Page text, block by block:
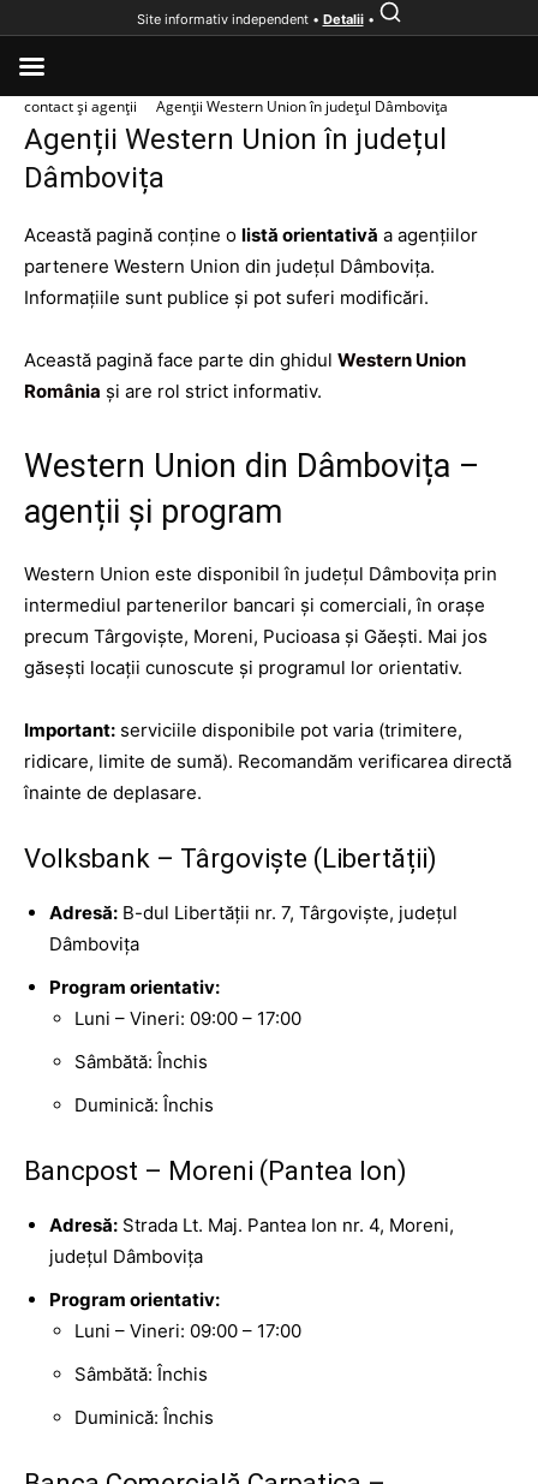
contact și agenții
Agenții Western Union în județul Dâmbovița
Agenții Western Union în județul
Dâmbovița
Această pagină conține o listă orientativă a agențiilor
partenere Western Union din județul Dâmbovița.
Informațiile sunt publice și pot suferi modificări.
Această pagină face parte din ghidul Western Union
România și are rol strict informativ.
Western Union din Dâmbovița –
agenții și program
Western Union este disponibil în județul Dâmbovița prin
intermediul partenerilor bancari și comerciali, în orașe
precum Târgoviște, Moreni, Pucioasa și Găești. Mai jos
găsești locații cunoscute și programul lor orientativ.
Important: serviciile disponibile pot varia (trimitere,
ridicare, limite de sumă). Recomandăm verificarea directă
înainte de deplasare.
Volksbank – Târgoviște (Libertății)
Adresă: B-dul Libertății nr. 7, Târgoviște, județul
Dâmbovița
Program orientativ:
Luni – Vineri: 09:00 – 17:00
Sâmbătă: Închis
Duminică: Închis
Bancpost – Moreni (Pantea Ion)
Adresă: Strada Lt. Maj. Pantea Ion nr. 4, Moreni,
județul Dâmbovița
Program orientativ:
Luni – Vineri: 09:00 – 17:00
Sâmbătă: Închis
Duminică: Închis
Site informativ independent • Detalii•